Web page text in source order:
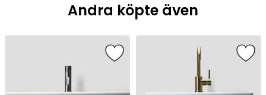
Andra köpte även